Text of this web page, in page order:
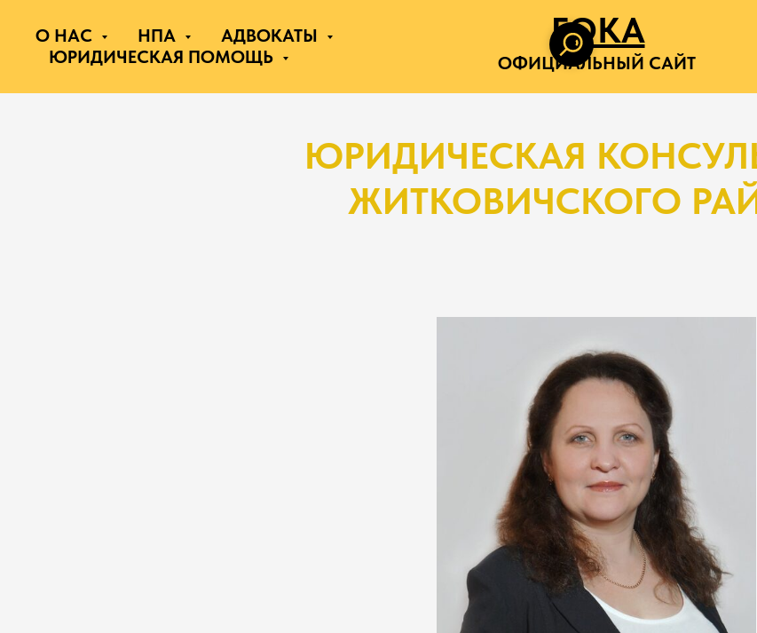
ГОКА
ОФИЦИАЛЬНЫЙ САЙТ
О НАС НПА
АДВОКАТЫ
ЮРИДИЧЕСКАЯ ПОМОЩЬ
ЮРИДИЧЕСКАЯ
ЖИТКОВИЧСКОГО